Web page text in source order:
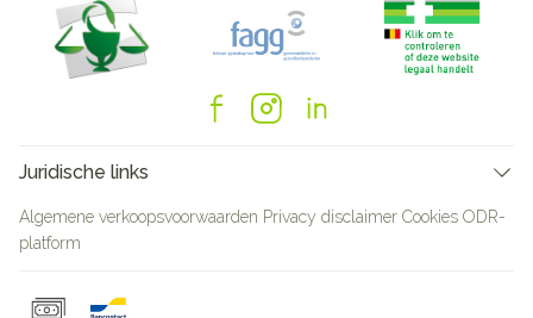
Juridische links
Algemene verkoopsvoorwaarden Privacy disclaimer Cookies ODR-
platform